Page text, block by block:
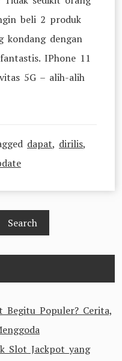
beli 2 produk
kondang dengan
IPhone 11
5G – alih-alih
dapat, dirilis,
Begitu Populer? Cerita,
Slot Jackpot yang